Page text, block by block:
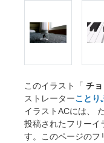
このイラスト「 チ
ストレーターことり
イラストACには、
投稿されたフリーイ
す。このページのフ